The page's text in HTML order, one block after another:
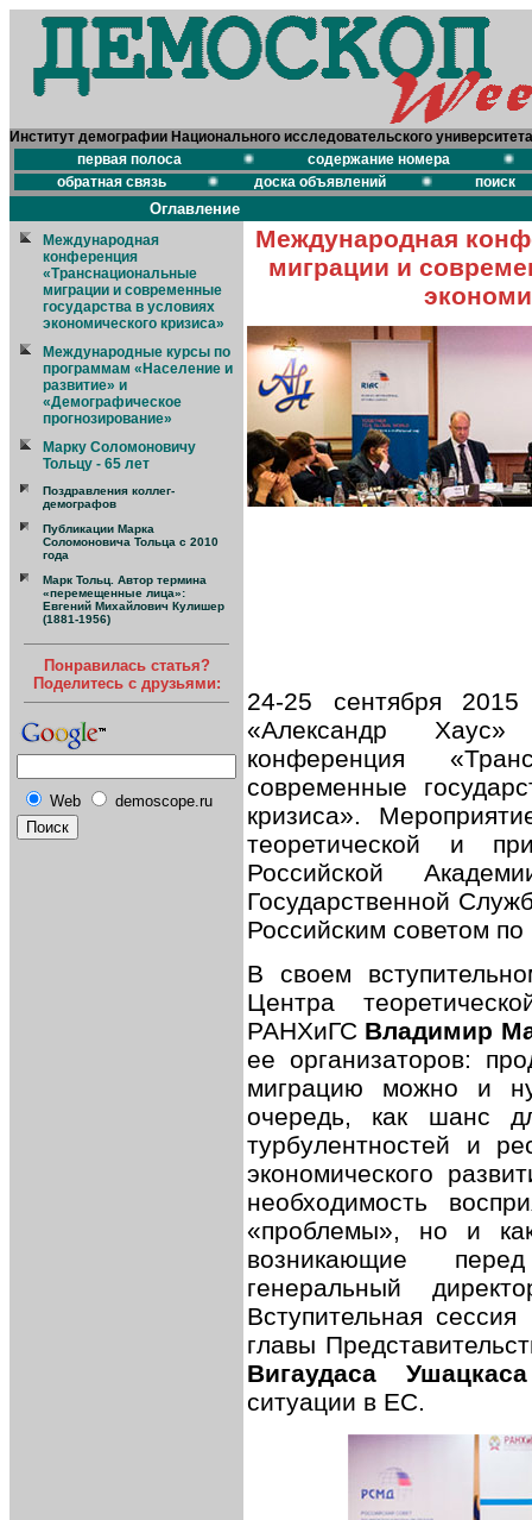
Институт демографии Национального исследовательского
первая полоса
содержание номера
обратная связь
доска объявлений поиск
Оглавление
Международная
конференция
«Транснациональные
миграции и современные
государства в условиях
экономического кризиса»
Международные курсы по
программам «Население и
развитие» и
«Демографическое
прогнозирование»
Марку Соломоновичу
Тольцу - 65 лет
Поздравления коллег-
демографов
Публикации Марка
Соломоновича Тольца с 2010
года
Марк Тольц. Автор термина
«перемещенные лица»:
Евгений Михайлович Кулишер
(1881-1956)
Понравилась статья?
Поделитесь с друзьями:
Web demoscope.ru
Международная
миграции и
24-25 сентября
«Александр Хаус»
конференция
современные
кризиса».
теоретической и
Российской
Государственной
Российским советом
В своем
Центра
РАНХиГС Владимир
ее организаторов:
миграцию можно и
очередь, как шанс
турбулентностей и
экономического
необходимость
«проблемы», но и
возникающие
генеральный
Вступительная
главы
Вигаудаса Ушацкаса
ситуации в ЕС.